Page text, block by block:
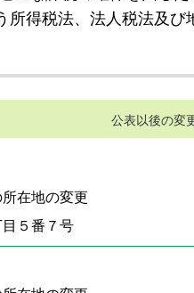
得税法、法人税法及び
公表以後の変
在地の変更
５番７号